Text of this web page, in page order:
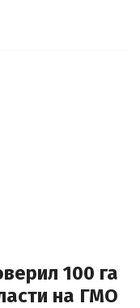
100 га
на ГМО